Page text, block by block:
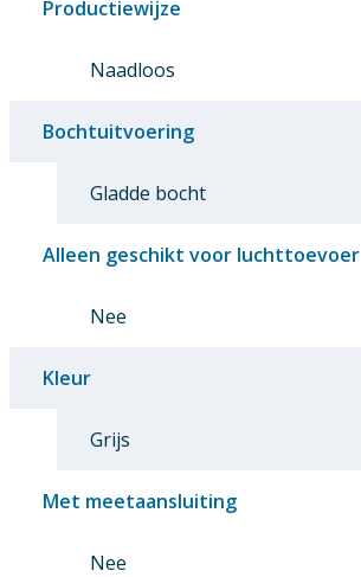
Productiewijze
Naadloos
Bochtuitvoering
Gladde bocht
Alleen geschikt voor luchttoevoer
Nee
Kleur
Grijs
Met meetaansluiting
Nee